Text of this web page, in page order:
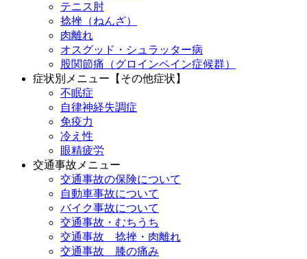
テニス肘
捻挫（ねんざ）
肉離れ
オスグッド・シュラッター病
股関節痛（グロインペイン症候群）
症状別メニュー【その他症状】
不眠症
自律神経失調症
免疫力
冷え性
眼精疲労
交通事故メニュー
交通事故の保険について
自動車事故について
バイク事故について
交通事故・むちうち
交通事故 捻挫・肉離れ
交通事故 膝の痛み